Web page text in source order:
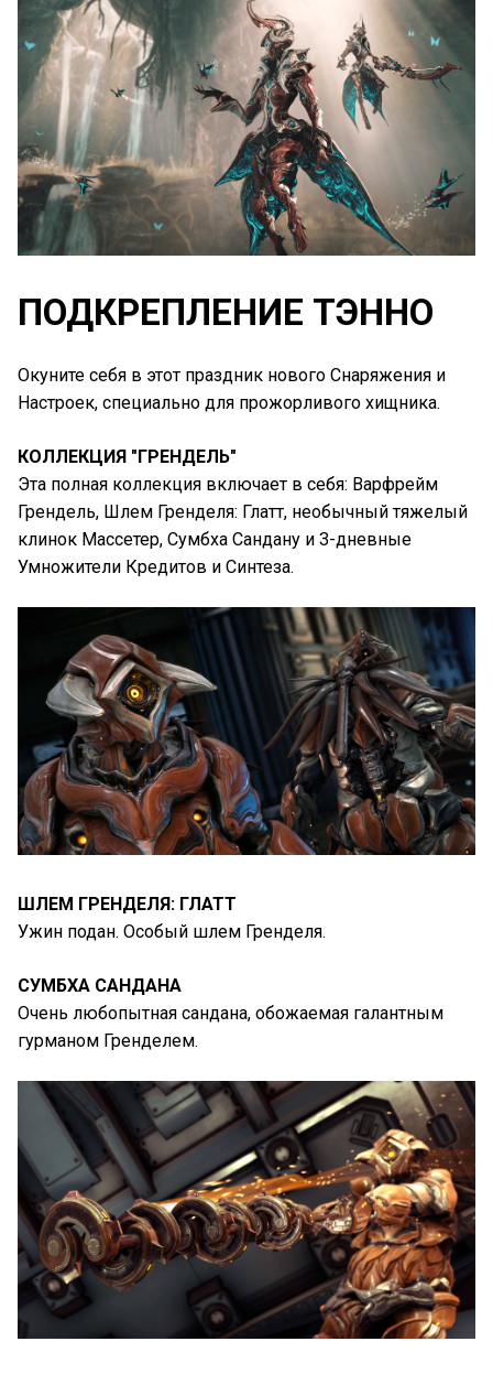
ПОДКРЕПЛЕНИЕ ТЭННО
Окуните себя в этот праздник нового Снаряжения и
Настроек, специально для прожорливого хищника.
КОЛЛЕКЦИЯ "ГРЕНДЕЛЬ"
Эта полная коллекция включает в себя: Варфрейм
Грендель, Шлем Гренделя: Глатт, необычный тяжелый
клинок Массетер, Сумбха Сандану и 3-дневные
Умножители Кредитов и Синтеза.
ШЛЕМ ГРЕНДЕЛЯ: ГЛАТТ
Ужин подан. Особый шлем Гренделя.
СУМБХА САНДАНА
Очень любопытная сандана, обожаемая галантным
гурманом Гренделем.